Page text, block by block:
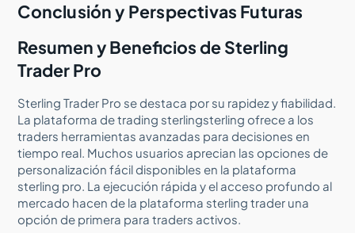
Conclusión y Perspectivas Futuras
Resumen y Beneficios de Sterling
Trader Pro
Sterling Trader Pro se destaca por su rapidez y fiabilidad.
La plataforma de trading sterlingsterling ofrece a los
traders herramientas avanzadas para decisiones en
tiempo real. Muchos usuarios aprecian las opciones de
personalización fácil disponibles en la plataforma
sterling pro. La ejecución rápida y el acceso profundo al
mercado hacen de la plataforma sterling trader una
opción de primera para traders activos.